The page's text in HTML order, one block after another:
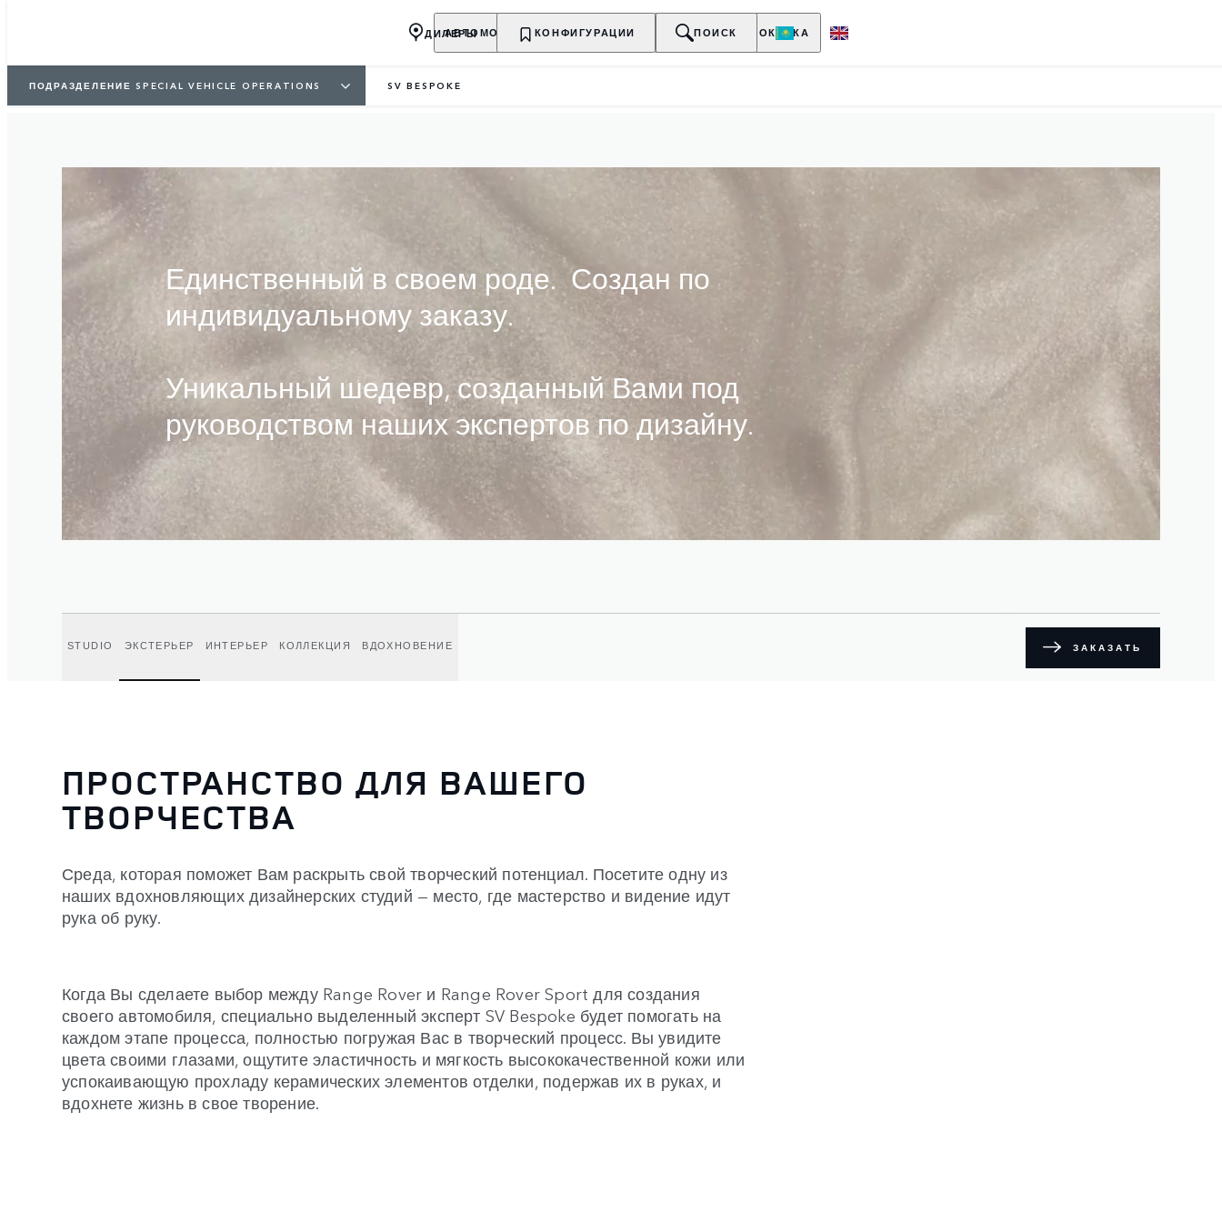
АВТОМОБИЛИ ВЛАДЕЛЬЦАМ О БРЕНДЕ ПОКУПКА
ДИЛЕРЫ КОНФИГУРАЦИИ ПОИСК
ПОДРАЗДЕЛЕНИЕ SPECIAL VEHICLE OPERATIONS SV BESPOKE
Единственный в своем роде. Создан по
индивидуальному заказу.
Уникальный шедевр, созданный Вами под
руководством наших экспертов по дизайну.
STUDIO ЭКСТЕРЬЕР ИНТЕРЬЕР КОЛЛЕКЦИЯ ВДОХНОВЕНИЕ ЗАКАЗАТЬ
ПРОСТРАНСТВО ДЛЯ ВАШЕГО
ТВОРЧЕСТВА
Среда, которая поможет Вам раскрыть свой творческий потенциал. Посетите одну из
наших вдохновляющих дизайнерских студий — место, где мастерство и видение идут
рука об руку.
Когда Вы сделаете выбор между Range Rover и Range Rover Sport для создания
своего автомобиля, специально выделенный эксперт SV Bespoke будет помогать на
каждом этапе процесса, полностью погружая Вас в творческий процесс. Вы увидите
цвета своими глазами, ощутите эластичность и мягкость высококачественной кожи или
успокаивающую прохладу керамических элементов отделки, подержав их в руках, и
вдохнете жизнь в свое творение.